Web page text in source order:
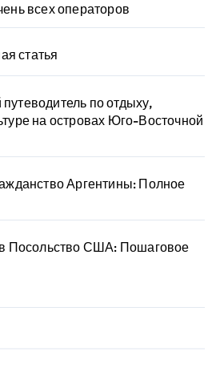
всех операторов
статья
по отдыху,
на островах Юго-Восточной
Аргентины: Полное
в Посольство США: Пошаговое